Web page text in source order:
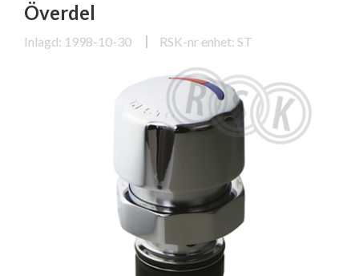
Överdel
Inlagd: 1998-10-30 RSK-nr enhet: ST